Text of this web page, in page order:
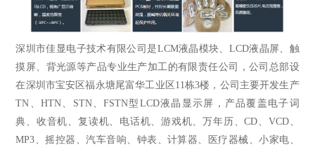
深圳市佳显电子技术有限公司是LCM液晶模块、LCD液晶屏、触
摸屏、背光源等产品专业生产加工的有限责任公司，公司总部设
在深圳市宝安区福永塘尾富华工业区11栋3楼，公司主要开发生产
TN、HTN、STN、FSTN型LCD液晶显示屏，产品覆盖电子词
典、收音机、复读机、电话机、游戏机、万年历、CD、VCD、
MP3、摇控器、汽车音响、钟表、计算器、医疗器械、小家电、